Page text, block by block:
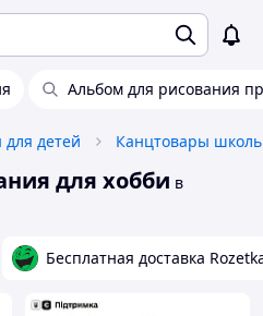
Альбом для рисования
детей Канцтовары
для хобби в
Бесплатная доставка